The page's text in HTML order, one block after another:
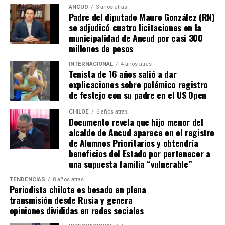
práctica, los alcaldes coinciden en que el actual
escenario genera incertidumbre y podría traducirse en
la paralización de iniciativas prioritarias para el
desarrollo local.
“Seguimos trabajando con esperanza, pero sin
certezas”, concluyó el alcalde de Quemchi, reflejando el
sentimiento generalizado entre los ediles de Chiloé ante
la disminución de recursos provenientes de la Subdere.
ANCUD 3 años atras
Padre del diputado Mauro González (RN)
se adjudicó cuatro licitaciones en la
municipalidad de Ancud por casi 300
millones de pesos
INTERNACIONAL 4 años atras
Tenista de 16 años salió a dar
explicaciones sobre polémico registro
de festejo con su padre en el US Open
CHILOE 6 años atras
Documento revela que hijo menor del
alcalde de Ancud aparece en el registro
de Alumnos Prioritarios y obtendría
beneficios del Estado por pertenecer a
una supuesta familia “vulnerable”
TENDENCIAS 8 años atras
Periodista chilote es besado en plena
transmisión desde Rusia y genera
opiniones divididas en redes sociales